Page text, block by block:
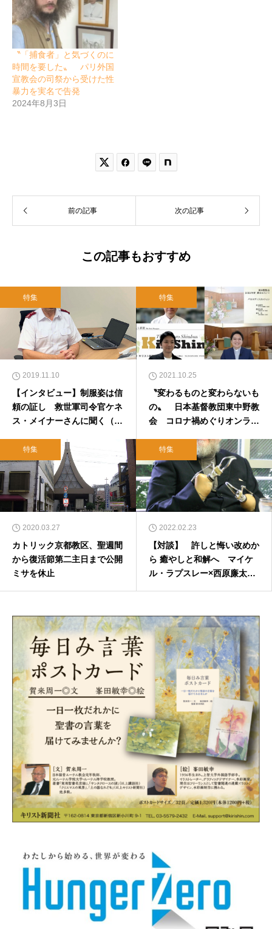
〝「捕食者」と気づくのに
時間を要した〟 パリ外国
宣教会の司祭から受けた性
暴力を実名で告発
2024年8月3日
 
前の記事 次の記事
この記事もおすすめ
特集
2019.11.10
【インタビュー】制服姿は信
頼の証し 救世軍司令官ケネ
ス・メイナーさんに聞く（後
特集
2021.10.25
〝変わるものと変わらないも
の〟 日本基督教団東中野教
会 コロナ禍めぐりオンライ
谷信司×浦上充
特集
2020.03.27
カトリック京都教区、聖週間
から復活節第二主日まで公開
ミサを休止
特集
2022.02.23
【対談】 許しと悔い改めか
ら 癒やしと和解へ マイケ
ル・ラプスレー×西原廉太